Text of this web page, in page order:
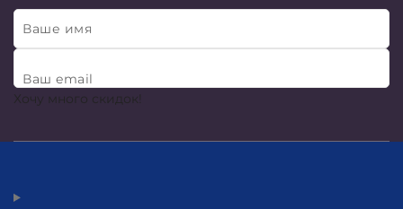
Ваше имя
Ваш email
Хочу много скидок!